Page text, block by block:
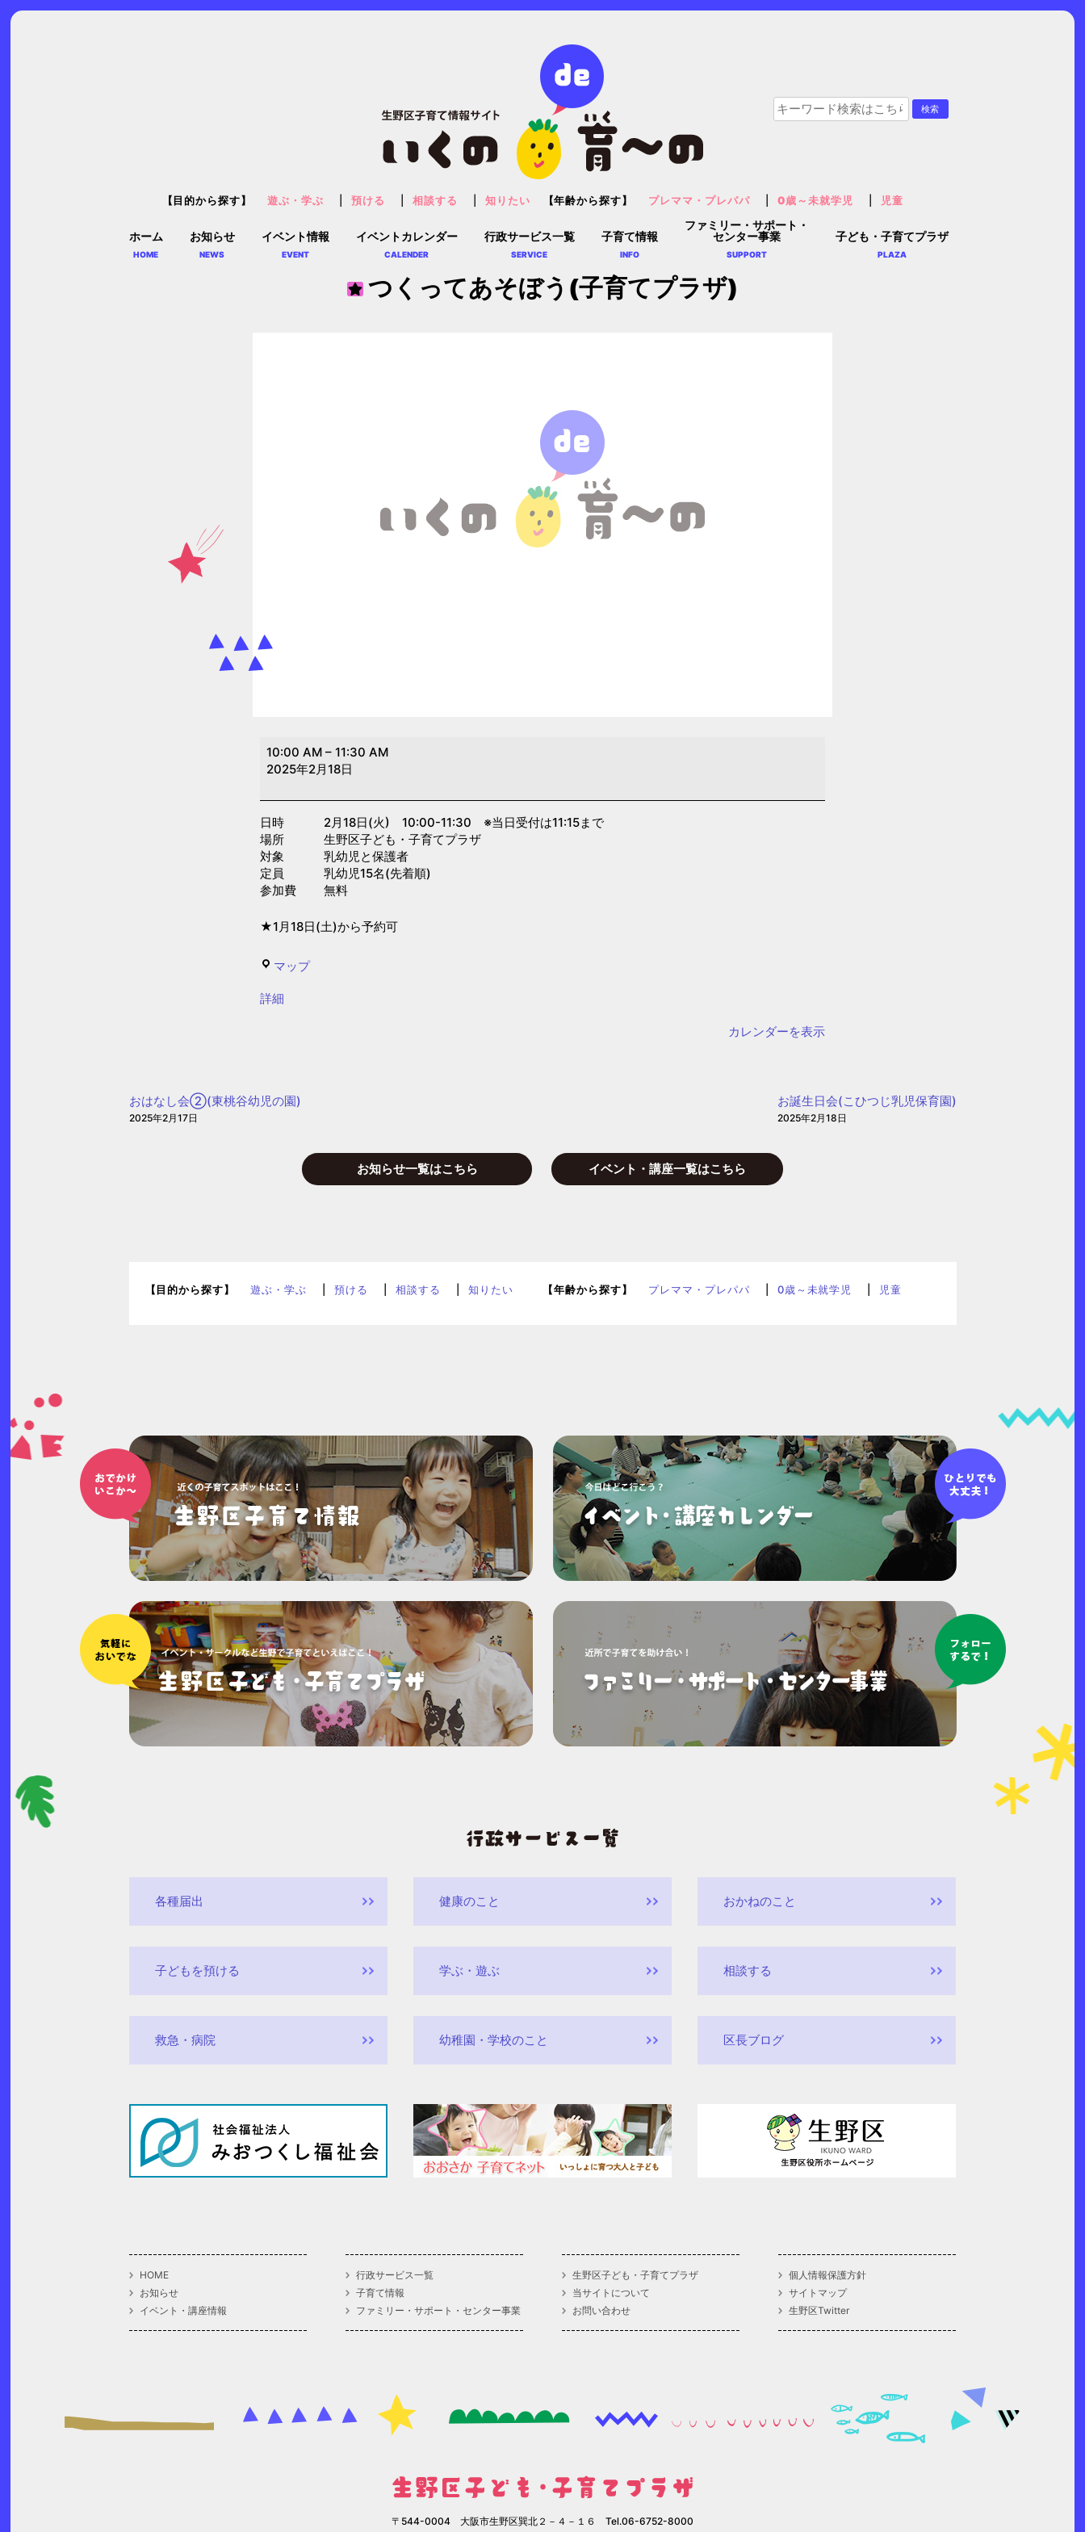
ホーム
HOME
お知らせ
NEWS
イベント情報
EVENT
イベントカレンダー
CALENDER
行政サービス一覧
SERVICE
子育て情報
INFO
ファミリー・サポート・
センター事業
SUPPORT
子ども・子育てプラザ
PLAZA
【目的から探す】 遊ぶ・学ぶ 預ける 相談する 知りたい 【年齢から探す】 プレママ・プレパパ 0歳～未就学児 児童
つくってあそぼう(子育てプラザ)
つ
く
あ
そ
ぼ
う
育
て
ラ
10:00 AM – 11:30 AM
2025年2月18日
日時 2月18日(火) 10:00-11:30 ※当日受付は11:15まで
場所 生野区子ども・子育てプラザ
対象 乳幼児と保護者
定員 乳幼児15名(先着順)
参加費 無料
★1月18日(土)から予約可
マップ生
プ
{title}
詳細
カレンダーを表示
おはなし会②(東桃谷幼児の園)
2025年2月17日
お誕生日会(こひつじ乳児保育園)
2025年2月18日
お知らせ一覧はこちら イベント・講座一覧はこちら
【目的から探す】 遊ぶ・学ぶ 預ける 相談する 知りたい 【年齢から探す】 プレママ・プレパパ 0歳～未就学児 児童
各種届出 健康のこと おかねのこと
子どもを預ける 学ぶ・遊ぶ 相談する
救急・病院 幼稚園・学校のこと 区長ブログ
HOME
お知らせ
イベント・講座情報
行政サービス一覧
子育て情報
ファミリー・サポート・センター事業
生野区子ども・子育てプラザ
当サイトについて
お問い合わせ
個人情報保護方針
サイトマップ
生野区Twitter
〒544-0004 大阪市生野区巽北２－４－１６ Tel.06-6752-8000